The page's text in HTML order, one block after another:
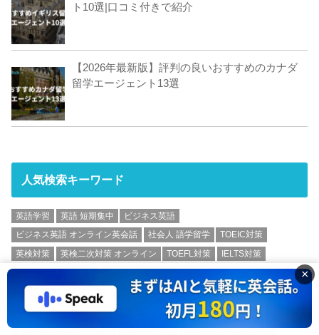
ト10選|口コミ付きで紹介
【2026年最新版】評判の良いおすすめのカナダ
留学エージェント13選
人気検索キーワード
英語学習 英語 短期集中
ビジネス英語
ビジネス英語 オンライン英会話
社会人 語学留学
TOEIC対策
英検対策
英検二次対策 オンライン TOEFL対策
IELTS対策
カランメソッド
英会話 初心者
英語教室
オンライン英会話 ネイティブ
海外留学 英語コーチング
英語 アプリ
ネイティブキャンプ 評判
レアジョブ 評判 ワーキングホリデー
×